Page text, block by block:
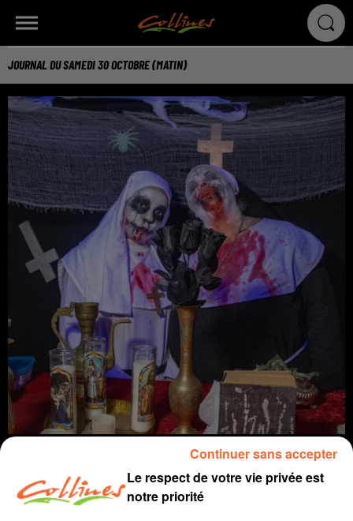
JOURNAL DU SAMEDI 30 OCTOBRE (MATIN)
Le respect de votre vie privée est
notre priorité
Continuer sans accepter